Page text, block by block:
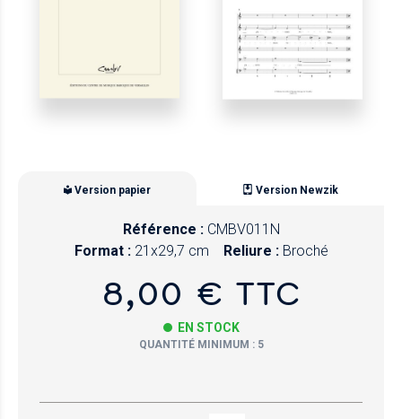
Version papier Version Newzik
Référence : CMBV011N
Format : 21x29,7 cm Reliure : Broché
8,00 € TTC
EN STOCK
QUANTITÉ MINIMUM : 5